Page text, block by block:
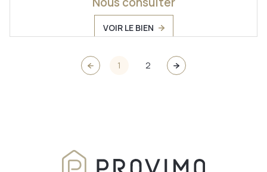
VOIR LE BIEN
1 2